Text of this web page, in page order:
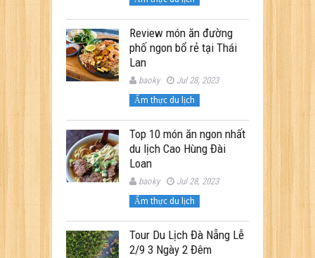
Review món ăn đường
phố ngon bổ rẻ tại Thái
Lan
baoky Jul 28, 2023
Ẩm thực du lịch
Top 10 món ăn ngon nhất
du lịch Cao Hùng Đài
Loan
baoky Jul 28, 2023
Ẩm thực du lịch
Tour Du Lịch Đà Nẵng Lễ
2/9 3 Ngày 2 Đêm